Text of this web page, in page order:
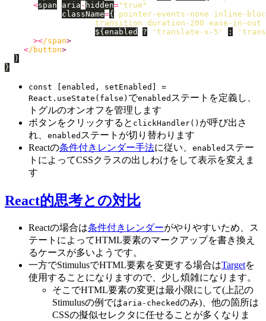
<span aria - hidden="true "
className={ `pointer-events-none inline-
                   transition duration-200 ease-in-out
${ enabled ? ' translate-x-5 ' : '
></span
</button
)
}
const [enabled, setEnabled] =
React.useState(false) でenabled ステートを定義し、
トグルのオンオフを管理します
ボタンをクリックすると clickHandler() が呼び出さ
れ、 enabled ステートが切り替わります
Reactの条件付きレンダー手法に従い、 enabled ステー
トによってCSSクラスの出しわけをして表示を変えま
す
React的思考との対比
Reactの場合は条件付きレンダーがやりやすいため、ス
テートによってHTML要素のマークアップを書き換え
るケースが多いようです。
一方でStimulusでHTML要素を変更する場合はTargetを
使用することになりますので、少し煩雑になります。
そこでHTML要素の変更は最小限にして(上記の
Stimulusの例ではaria-checkedのみ)、他の箇所は
CSSの擬似セレクタに任せることが多くなりま